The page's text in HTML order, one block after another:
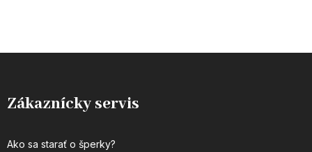
Zákaznícky servis
Ako sa starať o šperky?